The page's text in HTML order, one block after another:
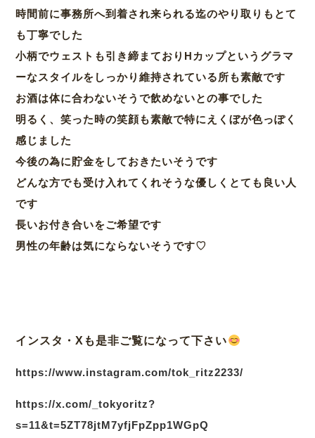
時間前に事務所へ到着され来られる迄のやり取りもとて
も丁寧でした
小柄でウェストも引き締まておりHカップというグラマ
ーなスタイルをしっかり維持されている所も素敵です
お酒は体に合わないそうで飲めないとの事でした
明るく、笑った時の笑顔も素敵で特にえくぼが色っぽく
感じました
今後の為に貯金をしておきたいそうです
どんな方でも受け入れてくれそうな優しくとても良い人
です
長いお付き合いをご希望です
男性の年齢は気にならないそうです♡
インスタ・Xも是非ご覧になって下さい
https://www.instagram.com/tok_ritz2233/
https://x.com/_tokyoritz?
s=11&t=5ZT78jtM7yfjFpZpp1WGpQ